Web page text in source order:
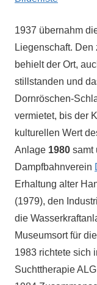
1937 übernahm
Liegenschaft.
behielt der Ort,
stillstanden und
Dornröschen-
vermietet, bis der
kulturellen Wert
Anlage 1980 samt
Dampfbahnverein
Erhaltung alter
(1979), den
die
Museumsort für
1983 richtete sich
Suchttherapie